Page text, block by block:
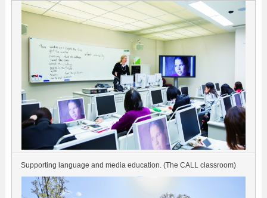
Supporting language and media education. (The CALL classroom)